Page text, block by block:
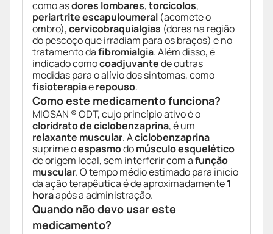
como asdores lombares,torcicolos,
periartrite escapuloumeral (acomete o
ombro),cervicobraquialgias (dores na região
do pescoço que irradiam para os braços) e no
tratamento dafibromialgia. Além disso, é
indicado comocoadjuvantede outras
medidas para o alívio dos sintomas, como
fisioterapiaerepouso.
Como este medicamento funciona?
MIOSAN ® ODT, cujo princípio ativo é o
cloridrato de ciclobenzaprina, é um
relaxante muscular. Aciclobenzaprina
suprime oespasmodomúsculo esquelético
de origem local, sem interferir com afunção
muscular. O tempo médio estimado para início
da ação terapêutica é de aproximadamente1
horaapós a administração.
Quando não devo usar este
medicamento?